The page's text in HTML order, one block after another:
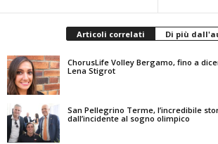
Articoli correlati Di più
ChorusLife Volley Bergamo, fino a
Lena Stigrot
San Pellegrino Terme, l’incredibile
dall’incidente al sogno olimpico